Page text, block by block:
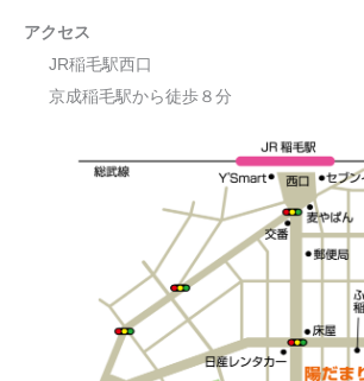
アクセス
JR稲毛駅西口
京成稲毛駅から徒歩８分